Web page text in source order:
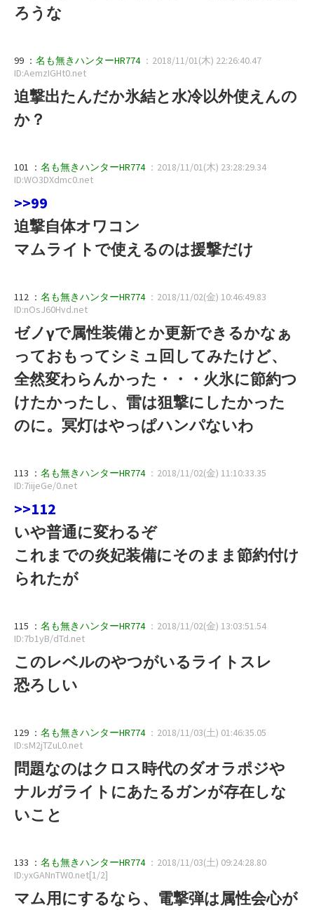
ろうな
99 ： 名も無きハンターHR774 ：2018/11/01(木) 22:26:40.47
ID:AemzIGHt0.net
迫撃出たんだか氷結と水冷以外使えんの
か？
101 ： 名も無きハンターHR774 ：2018/11/01(木) 23:28:29.34
ID:WO3DXdmc0.net
>>99
迫撃自体オワコン
マムライトで使えるのは援撃だけ
112 ： 名も無きハンターHR774 ：2018/11/02(金) 10:46:49.83
ID:nOsJ60Hvd.net
ゼノγで属性装備とか更新できるかなぁ
っておもってシミュ回してみたけど、
全然変わらんかった・・・火氷に節約つ
けたかったし、雷は狙撃にしたかった
のに。冥灯はやっぱハンパないわ
113 ： 名も無きハンターHR774 ：2018/11/02(金) 11:10:33.35
ID:7iijeGe/0.net
>>112
いや普通に変わるぞ
これまでの炎妃装備にそのまま節約付け
られたが
115 ： 名も無きハンターHR774 ：2018/11/02(金) 13:03:51.54
ID:7b1yB/dTd.net
このレベルのやつがいるライトスレ
恐ろしい
129 ： 名も無きハンターHR774 ：2018/11/03(土) 01:46:35.05
ID:sM2jTZuL0.net
問題なのはクロス時代のダオラポジや
ナルガライトにあたるガンが存在しな
いこと
133 ： 名も無きハンターHR774 ：2018/11/03(土) 09:24:28.80
ID:yxGANnTW0.net[1/2]
マム用にするなら、電撃弾は属性会心が